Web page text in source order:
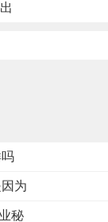
为
秘